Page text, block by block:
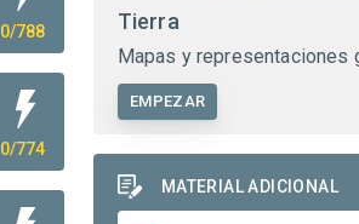
0/788
0/774
Tierra
Mapas y representaciones
EMPEZAR
MATERIAL ADICIONAL